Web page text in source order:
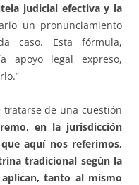
judicial efectiva y la
un pronunciamiento
caso. Esta fórmula,
apoyo legal expreso,
tratarse de una cuestión
en la jurisdicción
aquí nos referimos,
tradicional según la
tanto al mismo